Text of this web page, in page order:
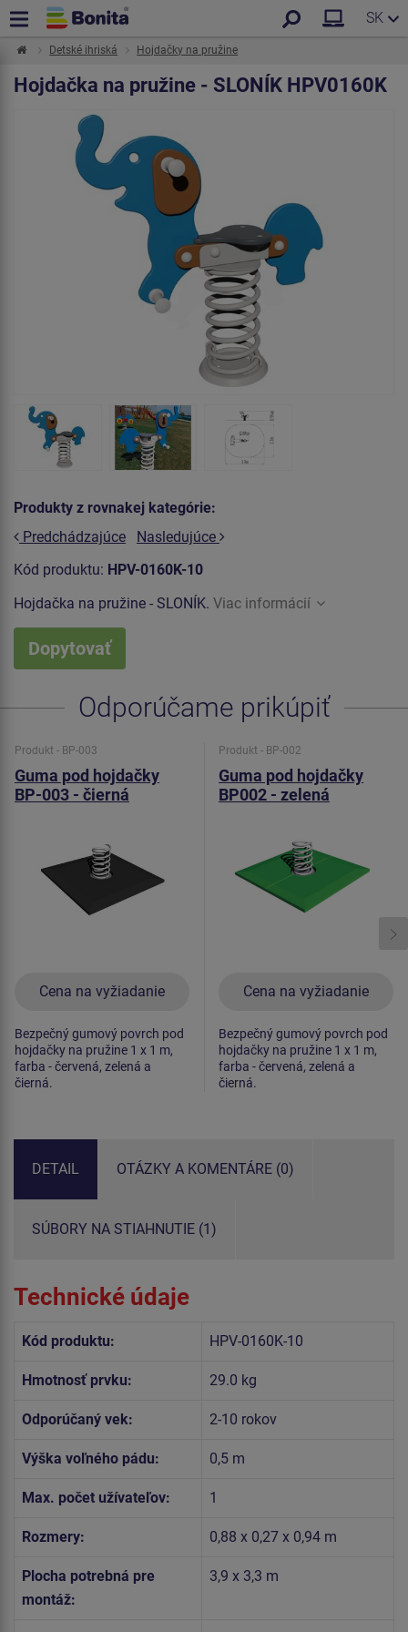
SK
Detské ihriská Hojdačky na pružine
Hojdačka na pružine - SLONÍK HPV0160K
Produkty z rovnakej kategórie:
Predchádzajúce
Nasledujúce
Kód produktu: HPV-0160K-10
Hojdačka na pružine - SLONÍK. Viac informácií
Dopytovať
Odporúčame prikúpiť
Produkt - BP-003
Guma pod hojdačky
BP-003 - čierná
Cena na vyžiadanie
Bezpečný gumový povrch pod
hojdačky na pružine 1 x 1 m,
farba - červená, zelená a
čierná.
Produkt - BP-002
Guma pod hojdačky
BP002 - zelená
Cena na vyžiadanie
Bezpečný gumový povrch pod
hojdačky na pružine 1 x 1 m,
farba - červená, zelená a
čierná.
DETAIL OTÁZKY A KOMENTÁRE (0)
SÚBORY NA STIAHNUTIE (1)
Technické údaje
Kód produktu: HPV-0160K-10
Hmotnosť prvku: 29.0 kg
Odporúčaný vek: 2-10 rokov
Výška voľného pádu: 0,5 m
Max. počet užívateľov: 1
Rozmery: 0,88 x 0,27 x 0,94 m
Plocha potrebná pre
montáž:
3,9 x 3,3 m